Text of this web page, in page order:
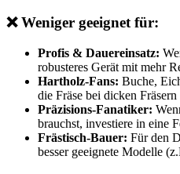
❌ Weniger geeignet für:
Profis & Dauereinsatz:
robusteres Gerät mit mehr
Hartholz-Fans: Buche,
die Fräse bei dicken
Präzisions-Fanatiker:
brauchst, investiere in eine
Frästisch-Bauer: Für den
besser geeignete Modelle